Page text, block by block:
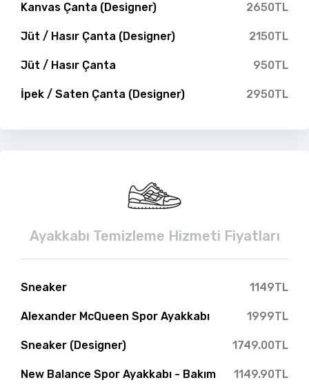
Kanvas Çanta (Designer) 2650TL
Jüt / Hasır Çanta (Designer) 2150TL
Jüt / Hasır Çanta 950TL
İpek / Saten Çanta (Designer) 2950TL
Ayakkabı Temizleme Hizmeti Fiyatları
Sneaker 1149TL
Alexander McQueen Spor Ayakkabı 1999TL
Sneaker (Designer) 1749.00TL
New Balance Spor Ayakkabı - Bakım 1149.90TL